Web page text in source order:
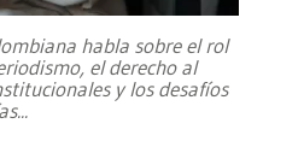
habla sobre el rol
el derecho al
y los desafíos
...